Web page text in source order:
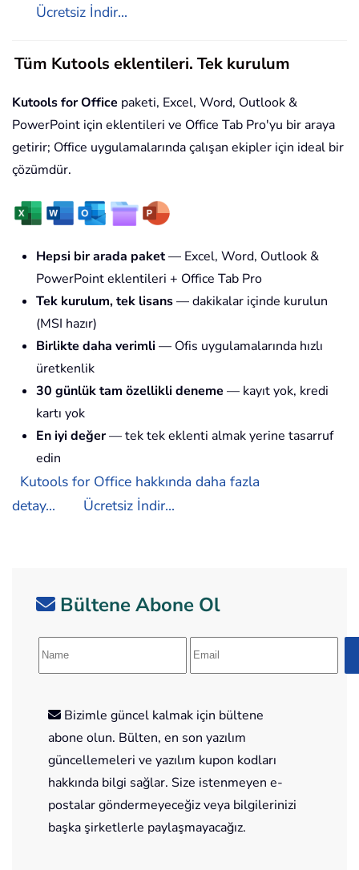
Ücretsiz İndir...
Tüm Kutools eklentileri. Tek kurulum
Kutools for Office paketi, Excel, Word, Outlook &
PowerPoint için eklentileri ve Office Tab Pro'yu bir araya
getirir; Office uygulamalarında çalışan ekipler için ideal bir
çözümdür.
Hepsi bir arada paket— Excel, Word, Outlook &
PowerPoint eklentileri + Office Tab Pro
Tek kurulum, tek lisans— dakikalar içinde kurulun
(MSI hazır)
Birlikte daha verimli — Ofis uygulamalarında hızlı
üretkenlik
30 günlük tam özellikli deneme — kayıt yok, kredi
kartı yok
En iyi değer— tek tek eklenti almak yerine tasarruf
edin
Kutools for Office hakkında daha fazla
detay...
Ücretsiz İndir...
Bültene Abone Ol
Bizimle güncel kalmak için bültene
abone olun. Bülten, en son yazılım
güncellemeleri ve yazılım kupon kodları
hakkında bilgi sağlar. Size istenmeyen e-
postalar göndermeyeceğiz veya bilgilerinizi
başka şirketlerle paylaşmayacağız.